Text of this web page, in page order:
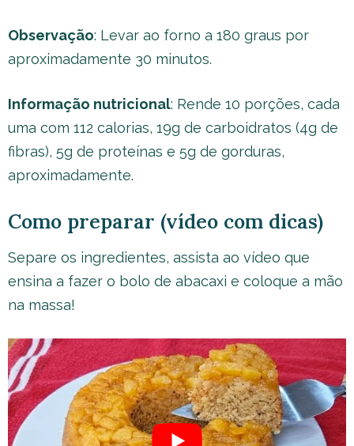
Observação: Levar ao forno a 180 graus por
aproximadamente 30 minutos.
Informação nutricional: Rende 10 porções, cada
uma com 112 calorias, 19g de carboidratos (4g de
fibras), 5g de proteínas e 5g de gorduras,
aproximadamente.
Como preparar (vídeo com dicas)
Separe os ingredientes, assista ao vídeo que
ensina a fazer o bolo de abacaxi e coloque a mão
na massa!